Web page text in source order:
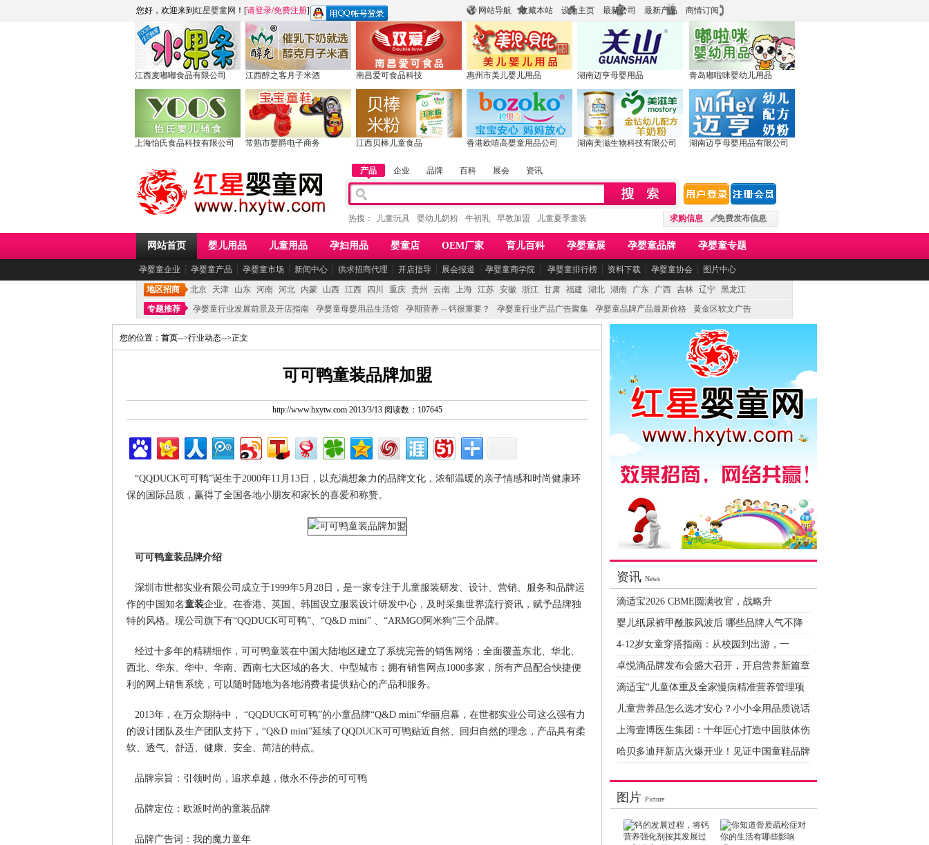
网站导航 收藏本站 设为主页 最新公司 最新产品 商情订阅
您好，欢迎来到 红星婴童网 ！[请登录/免费注册]
江西麦嘟嘟食品有限公司 江西醇之客月子米酒 南昌爱可食品科技 惠州市美儿婴儿用品 湖南迈亨母婴用品 青岛嘟啦咪婴幼儿用品
上海怡氏食品科技有限公司 常熟市婴爵电子商务 江西贝棒儿童食品 香港欧嘻高婴童用品公司 湖南美滋生物科技有限公司 湖南迈亨母婴用品有限公司
产品 企业 品牌 百科 展会 资讯
求购信息 免费发布信息
热搜： 儿童玩具 婴幼儿奶粉 牛初乳 早教加盟 儿童夏季童装
网站首页 婴儿用品 儿童用品 孕妇用品 婴童店 OEM厂家 育儿百科 孕婴童展 孕婴童品牌 孕婴童专题
孕婴童企业 ┆ 孕婴童产品 ┆ 孕婴童市场 ┆ 新闻中心 ┆ 供求招商代理 ┆ 开店指导 ┆ 展会报道 ┆ 孕婴童商学院 ┆ 孕婴童排行榜 ┆ 资料下载 ┆ 孕婴童协会 ┆ 图片中心
地区招商 北京 天津 山东 河南 河北 内蒙 山西 江西 四川 重庆 贵州 云南 上海 江苏 安徽 浙江 甘肃 福建 湖北 湖南 广东 广西 吉林 辽宁 黑龙江
专题推荐
孕婴童行业发展前景及开店指南 孕婴童母婴用品生活馆 孕期营养 -- 钙很重要？ 孕婴童行业产品广告聚集 孕婴童品牌产品最新价格 黄金区软文广告
您的位置： 首页-->行业动态-->正文
可可鸭童装品牌加盟
http://www.hxytw.com 2013/3/13 阅读数：107645
“QQDUCK可可鸭”诞生于2000年11月13日，以充满想象力的品牌文化，浓郁温暖的亲子情感和时尚健康环
保的国际品质，赢得了全国各地小朋友和家长的喜爱和称赞。
可可鸭童装品牌介绍
深圳市世都实业有限公司成立于1999年5月28日，是一家专注于儿童服装研发、设计、营销、服务和品牌运
作的中国知名童装企业。在香港、英国、韩国设立服装设计研发中心，及时采集世界流行资讯，赋予品牌独
特的风格。现公司旗下有“QQDUCK可可鸭”、“Q&D mini” 、“ARMGO阿米狗”三个品牌。
经过十多年的精耕细作，可可鸭童装在中国大陆地区建立了系统完善的销售网络；全面覆盖东北、华北、
西北、华东、华中、华南、西南七大区域的各大、中型城市；拥有销售网点1000多家，所有产品配合快捷便
利的网上销售系统，可以随时随地为各地消费者提供贴心的产品和服务。
2013年，在万众期待中， “QQDUCK可可鸭”的小童品牌“Q&D mini”华丽启幕，在世都实业公司这么强有力
的设计团队及生产团队支持下，“Q&D mini”延续了QQDUCK可可鸭贴近自然、回归自然的理念，产品具有柔
软、透气、舒适、健康、安全、简洁的特点。
品牌宗旨：引领时尚，追求卓越，做永不停步的可可鸭
品牌定位：欧派时尚的童装品牌
品牌广告词：我的魔力童年
资讯 News
滴适宝2026 CBME圆满收官，战略升
婴儿纸尿裤甲酰胺风波后 哪些品牌人气不降
4-12岁女童穿搭指南：从校园到出游，一
卓悦滴品牌发布会盛大召开，开启营养新篇章
滴适宝“儿童体重及全家慢病精准营养管理项
儿童营养品怎么选才安心？小小伞用品质说话
上海壹博医生集团：十年匠心打造中国肢体伤
哈贝多迪拜新店火爆开业！见证中国童鞋品牌
图片 Picture